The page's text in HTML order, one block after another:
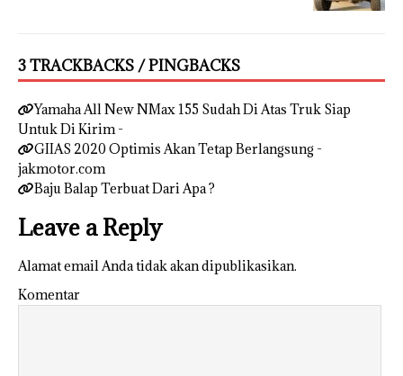
3 TRACKBACKS / PINGBACKS
Yamaha All New NMax 155 Sudah Di Atas Truk Siap
Untuk Di Kirim -
GIIAS 2020 Optimis Akan Tetap Berlangsung -
jakmotor.com
Baju Balap Terbuat Dari Apa ?
Leave a Reply
Alamat email Anda tidak akan dipublikasikan.
Komentar